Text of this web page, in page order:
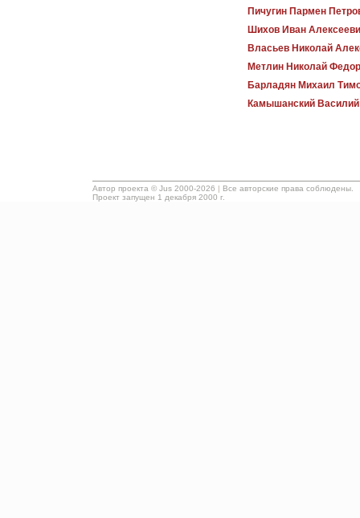
Пичугин Пармен
Шихов Иван
Власьев Николай
Метлин Николай
Барладян Михаил
Камышанский
Автор проекта © Jus 2000-2026 | Все авторские права соблюдены.
Проект запущен 1 декабря 2000 г.